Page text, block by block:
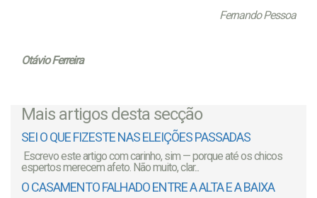
Fernando Pessoa
Otávio Ferreira
Mais artigos desta secção
SEI O QUE FIZESTE NAS ELEIÇÕES PASSADAS
Escrevo este artigo com carinho, sim — porque até os chicos
espertos merecem afeto. Não muito, clar...
O CASAMENTO FALHADO ENTRE A ALTA E A BAIXA